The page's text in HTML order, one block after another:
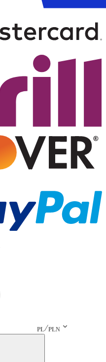
PL PLN